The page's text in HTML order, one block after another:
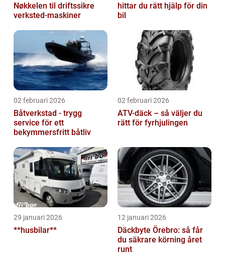
Nøkkelen til driftssikre
verksted-maskiner
hittar du rätt hjälp för din
bil
02 februari 2026
Båtverkstad - trygg
service för ett
bekymmersfritt båtliv
02 februari 2026
ATV-däck – så väljer du
rätt för fyrhjulingen
29 januari 2026
**husbilar**
12 januari 2026
Däckbyte Örebro: så får
du säkrare körning året
runt